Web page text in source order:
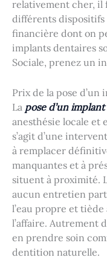
relativement cher, il
différents dispositifs
financière dont on
implants dentaires
Sociale, prenez un
Prix de la pose
La pose d’un
anesthésie locale et
s’agit d’une
à remplacer
manquantes et à
situent à proximité.
aucun entretien
l’eau propre et
l’affaire. Autrement
en prendre soin
dentition naturelle.